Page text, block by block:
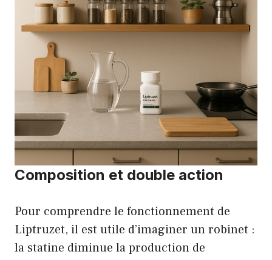
Composition et double action
Pour comprendre le fonctionnement de
Liptruzet, il est utile d’imaginer un robinet :
la statine diminue la production de